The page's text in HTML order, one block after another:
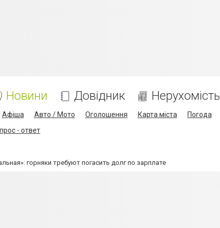
Новини Довідник Нерухомість
Афіша Авто / Мото Оголошення Карта міста Погода
- ответ
горняки требуют погасить долг по зарплате